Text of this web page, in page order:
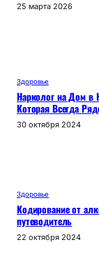
25 марта 2026
Здоровье
Нарколог на Дом в
Которая Всегда
30 октября 2024
Здоровье
Кодирование от
путеводитель
22 октября 2024